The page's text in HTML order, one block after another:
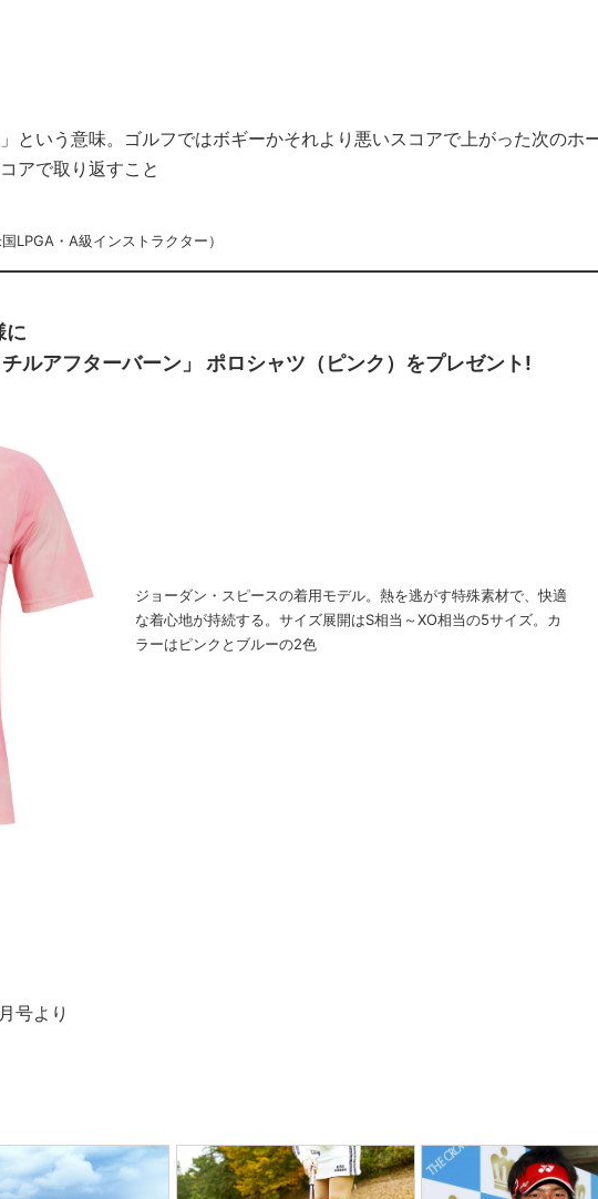
という意味。ゴルフではボギーかそれより悪いスコアで上がった次のホ
アで取り返すこと
LPGA・A級インストラクター）
に
ルアフターバーン」 ポロシャツ（ピンク）をプレゼント!
ジョーダン・スピースの着用モデル。熱を逃がす特殊素材で、快適
な着心地が持続する。サイズ展開はS相当～XO相当の5サイズ。カ
ラーはピンクとブルーの2色
号より